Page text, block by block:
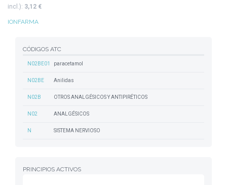
incl.): 3,12 €
IONFARMA
CÓDIGOS ATC
N02BE01 paracetamol
N02BE Anilidas
N02B OTROS ANALGÉSICOS Y ANTIPIRÉTICOS
N02 ANALGÉSICOS
N SISTEMA NERVIOSO
PRINCIPIOS ACTIVOS